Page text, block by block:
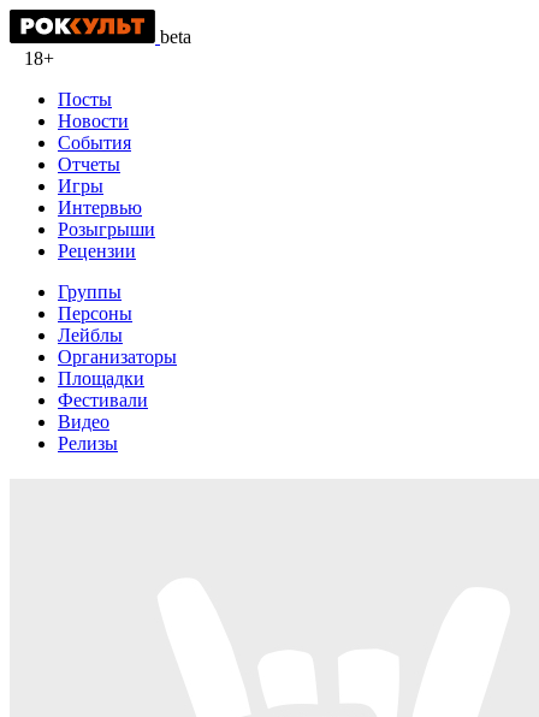
beta
18+
Посты
Новости
События
Отчеты
Игры
Интервью
Розыгрыши
Рецензии
Группы
Персоны
Лейблы
Организаторы
Площадки
Фестивали
Видео
Релизы